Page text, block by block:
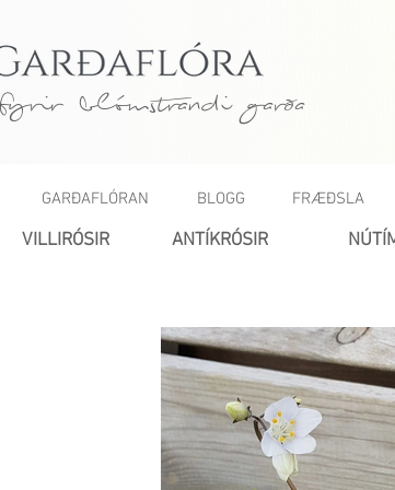
blómstrandi garða
GARÐAFLÓRAN BLOGG FRÆÐSLA
VILLIRÓSIR ANTÍKRÓSIR